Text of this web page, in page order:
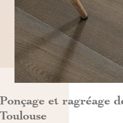
Ponçage et ragréage
Toulouse